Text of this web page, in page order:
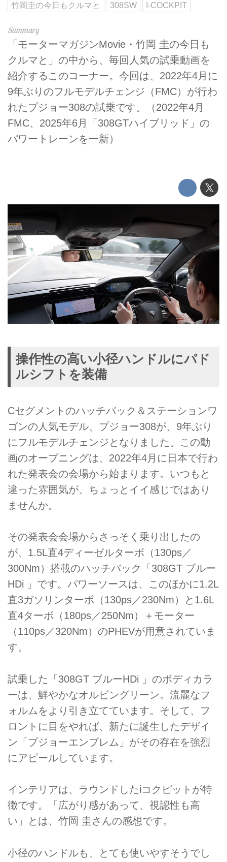
竹岡圭の今日もクルマと
308SW I-COCKPIT
「モーターマガジンMovie・竹岡 圭の今日も
クルマと」の中から、毎回人気の試乗動画を
紹介するこのコーナー。今回は、2022年4月に
9年ぶりのフルモデルチェンジ（FMC）が行わ
れたプジョー308の試乗です。（2022年4月
FMC、2025年6月「308GTハイブリッド」の
パワートレーンを一新）
操作性の高い小径ハンドルにパド
ルシフトを装備
Cセグメントのハッチバック＆ステーションワ
ゴンの人気モデル、プジョー308が、9年ぶり
にフルモデルチェンジとなりました。この動
画のオープニングは、2022年4月に日本で行わ
れた発表会の会場から始まります。いつもと
違った雰囲気が、ちょっとイイ感じではあり
ませんか。
その発表会会場からさっそく乗り出したの
が、1.5L直4ディーゼルターボ（130ps／
300Nm）搭載のハッチバック「308GT ブルー
HDi 」です。パワーソースは、このほかに1.2L
直3ガソリンターボ（130ps／230Nm）と1.6L
直4ターボ（180ps／250Nm）＋モーター
（110ps／320Nm）のPHEVが用意されていま
す。
試乗した「308GT ブルーHDi 」のボディカラ
ーは、鮮やかなオルビングリーン。流麗なフ
ォルムをより引き立てています。そして、フ
ロントに目をやれば、新たに誕生したデザイ
ン「プジョーエンブレム」がその存在を強烈
にアピールしています。
インテリアは、ラウンドしたiコクピットが特
徴です。「広がり感があって、視認性も高
い」とは、竹岡 圭さんの感想です。
小径のハンドルも、とても使いやすそうでし